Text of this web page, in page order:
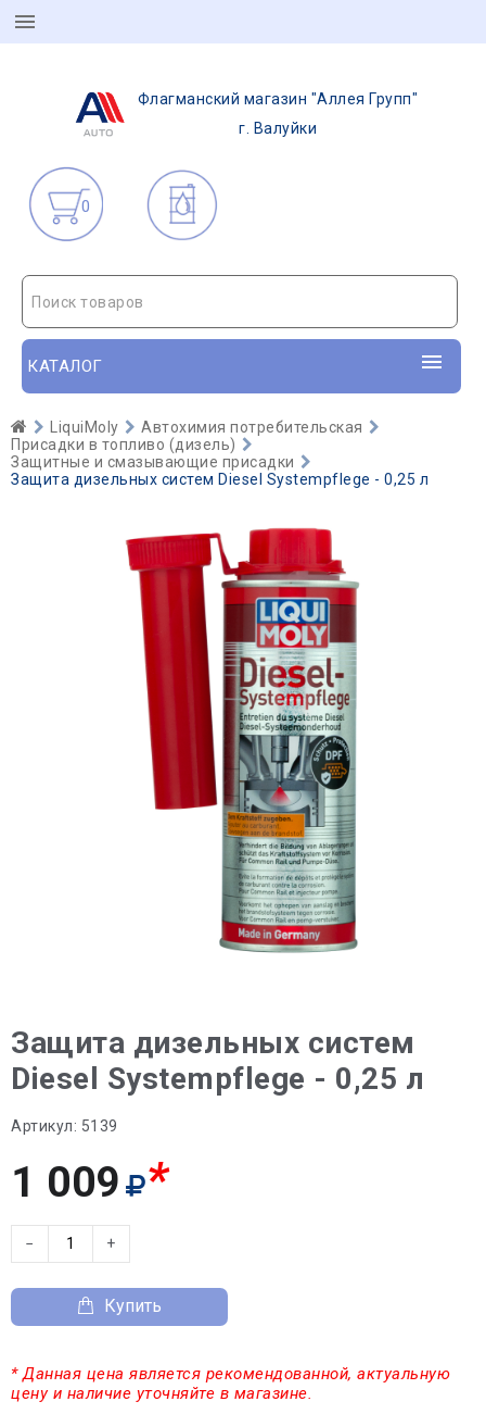
Флагманский магазин "Аллея Групп"
г. Валуйки
0
Поиск товаров
КАТАЛОГ
LiquiMoly
Автохимия потребительская
Присадки в топливо (дизель)
Защитные и смазывающие присадки
Защита дизельных систем Diesel Systempflege - 0,25 л
Защита дизельных систем
Diesel Systempflege - 0,25 л
Артикул: 5139
1 009 *
− +
Купить
* Данная цена является рекомендованной, актуальную
цену и наличие уточняйте в магазине.